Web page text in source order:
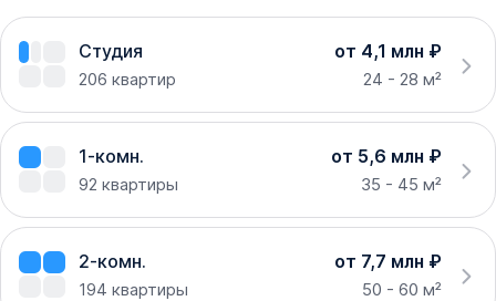
Студия от 4,1 млн ₽
206 квартир 24 - 28 м²
1-комн. от 5,6 млн ₽
92 квартиры 35 - 45 м²
2-комн. от 7,7 млн ₽
194 квартиры 50 - 60 м²